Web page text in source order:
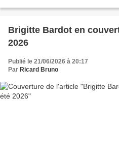
Brigitte Bardot en
2026
Publié le 21/06/2026 à 20:17
Par Ricard Bruno